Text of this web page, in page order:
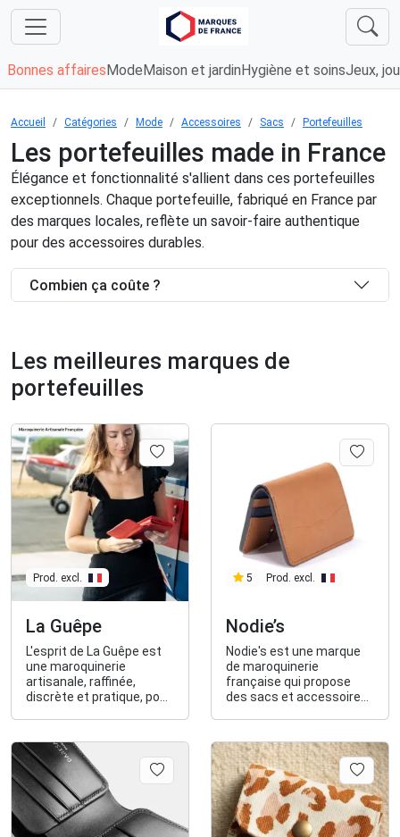
Bonnes affaires Mode Maison et jardin Hygiène et soinsJeux,
Accueil Catégories Mode Accessoires Sacs Portefeuilles
Les portefeuilles made in France
Élégance et fonctionnalité s'allient dans ces portefeuilles
exceptionnels. Chaque portefeuille, fabriqué en France par
des marques locales, reflète un savoir-faire authentique
pour des accessoires durables.
Combien ça coûte ?
Les meilleures marques de
portefeuilles
Prod. excl.
La Guêpe
L'esprit de La Guêpe est
une maroquinerie
artisanale, raffinée,
discrète et pratique, pour
sans artifice, ni faux-
semblant.
5 Prod. excl.
Nodie’s
Nodie's est une marque
de maroquinerie
française qui propose
des sacs et accessoires